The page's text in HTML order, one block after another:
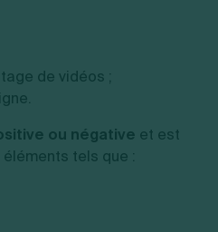
de vidéos ;
ou négative et est
tels que :